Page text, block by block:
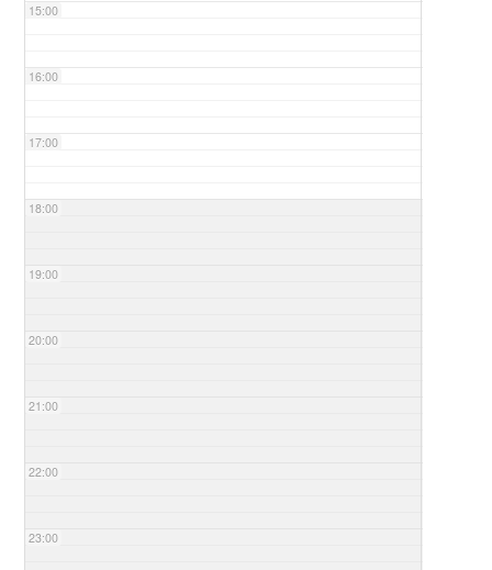
15:00
16:00
17:00
18:00
19:00
20:00
21:00
22:00
23:00